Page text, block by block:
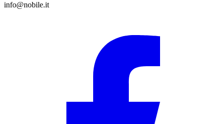
info@nobile.it